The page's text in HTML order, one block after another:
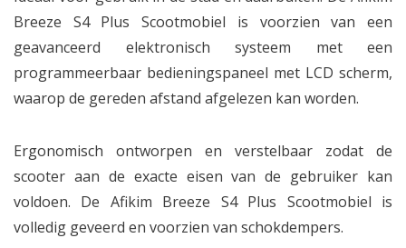
Breeze S4 Plus Scootmobiel is voorzien van een
geavanceerd elektronisch systeem met een
programmeerbaar bedieningspaneel met LCD scherm,
waarop de gereden afstand afgelezen kan worden.
Ergonomisch ontworpen en verstelbaar zodat de
scooter aan de exacte eisen van de gebruiker kan
voldoen. De Afikim Breeze S4 Plus Scootmobiel is
volledig geveerd en voorzien van schokdempers.